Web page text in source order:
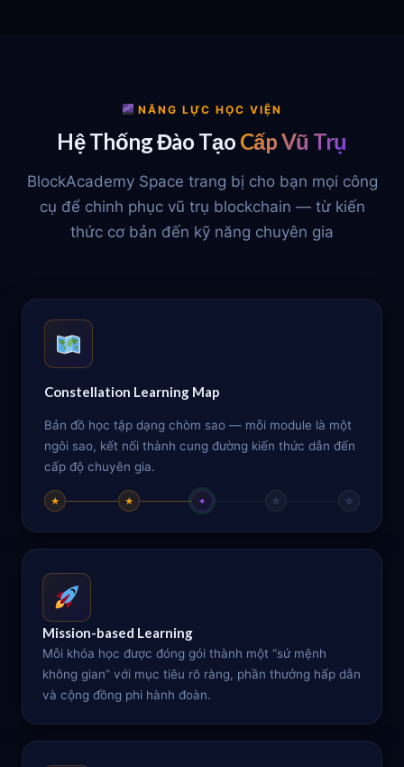
NĂNG LỰC HỌC VIỆN
Hệ Thống Đào Tạo Cấp Vũ Trụ
BlockAcademy Space trang bị cho bạn mọi công
cụ để chinh phục vũ trụ blockchain — từ kiến
thức cơ bản đến kỹ năng chuyên gia
Constellation Learning Map
Bản đồ học tập dạng chòm sao — mỗi module là một
ngôi sao, kết nối thành cung đường kiến thức dẫn đến
cấp độ chuyên gia.
★ ★ ✦ ☆ ☆
Mission-based Learning
Mỗi khóa học được đóng gói thành một “sứ mệnh
không gian” với mục tiêu rõ ràng, phần thưởng hấp dẫn
và cộng đồng phi hành đoàn.